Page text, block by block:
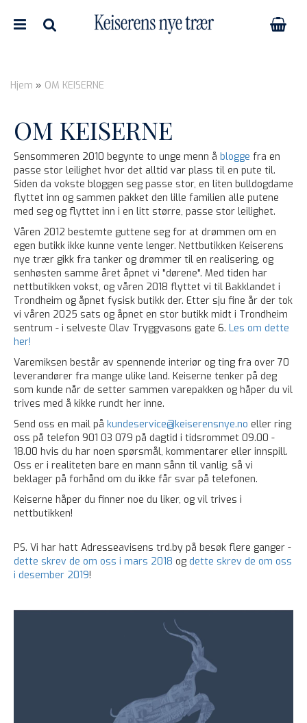
Hjem » OM KEISERNE
OM KEISERNE
Sensommeren 2010 begynte to unge menn å blogge fra en
passe stor leilighet hvor det alltid var plass til en pute til.
Siden da vokste bloggen seg passe stor, en liten bulldogdame
flyttet inn og sammen pakket den lille familien alle putene
med seg og flyttet inn i en litt større, passe stor leilighet.
Våren 2012 bestemte guttene seg for at drømmen om en
egen butikk ikke kunne vente lenger. Nettbutikken Keiserens
nye trær gikk fra tanker og drømmer til en realisering, og
senhøsten samme året åpnet vi "dørene". Med tiden har
nettbutikken vokst, og våren 2018 flyttet vi til Bakklandet i
Trondheim og åpnet fysisk butikk der. Etter sju fine år der tok
vi våren 2025 sats og åpnet en stor butikk midt i Trondheim
sentrum - i selveste Olav Tryggvasons gate 6. Les om dette
her!
Varemiksen består av spennende interiør og ting fra over 70
leverandører fra mange ulike land. Keiserne tenker på deg
som kunde når de setter sammen varepakken og håper du vil
trives med å kikke rundt her inne.
Send oss en mail på kundeservice@keiserensnye.no eller ring
oss på telefon 901 03 079 på dagtid i tidsrommet 09.00 -
18.00 hvis du har noen spørsmål, kommentarer eller innspill.
Oss er i realiteten bare en mann sånn til vanlig, så vi
beklager på forhånd om du ikke får svar på telefonen.
Keiserne håper du finner noe du liker, og vil trives i
nettbutikken!
PS. Vi har hatt Adresseavisens trd.by på besøk flere ganger -
dette skrev de om oss i mars 2018 og dette skrev de om oss
i desember 2019!